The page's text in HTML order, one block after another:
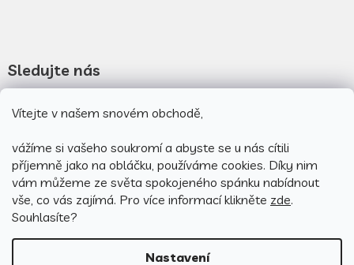
Vítejte v našem snovém obchodě,
vážíme si vašeho soukromí a abyste se u nás cítili
příjemně jako na obláčku, používáme cookies. Díky nim
vám můžeme ze světa spokojeného spánku nabídnout
vše, co vás zajímá. Pro více informací klikněte zde.
Souhlasíte?
Nastavení
Sledujte nás
Novinky na facebooku
Novinky na instagramu